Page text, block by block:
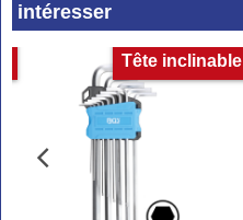
intéresser
Tête inclinable